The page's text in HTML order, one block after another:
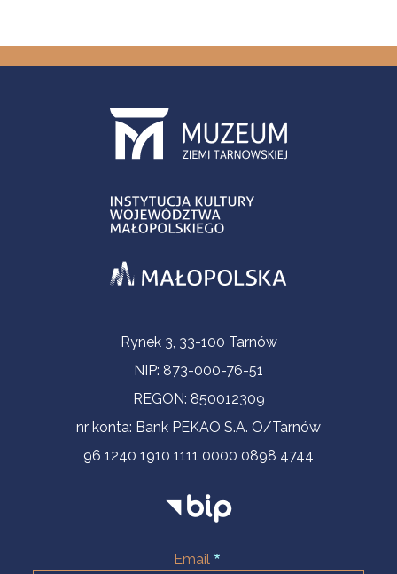
Informacje kontaktoweRynek 3, 33-100 Tarnów
NIP: 873-000-76-51
REGON: 850012309
nr konta: Bank PEKAO S.A. O/Tarnów
96 1240 1910 1111 0000 0898 4744
Email